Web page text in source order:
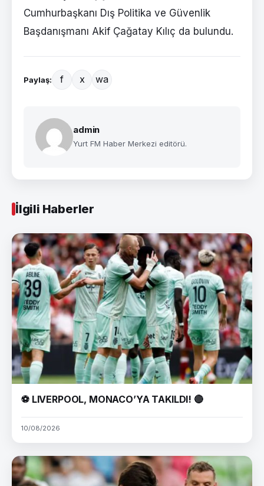
Cumhurbaşkanı Dış Politika ve Güvenlik
Başdanışmanı Akif Çağatay Kılıç da bulundu.
Paylaş: f x wa
admin
Yurt FM Haber Merkezi editörü.
İlgili Haberler
⚽ LIVERPOOL, MONACO’YA TAKILDI! 🔴
10/08/2026